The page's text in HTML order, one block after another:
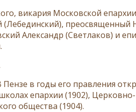
викария Московской
преосвященный
Александр (Светлаков) и
Пензе в годы его правления
епархии (1902),
общества (1904).